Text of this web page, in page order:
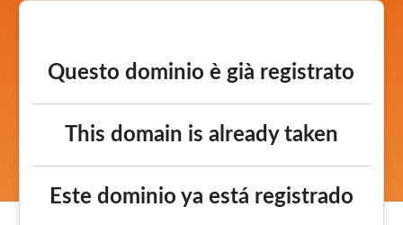
Questo dominio è già registrato
This domain is already taken
Este dominio ya está registrado